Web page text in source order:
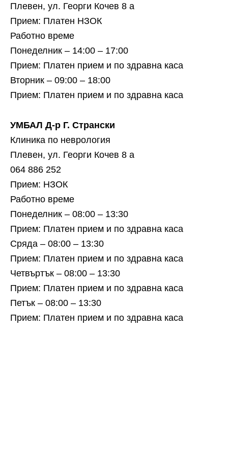
Плевен, ул. Георги Кочев 8 а
Прием: Платен НЗОК
Работно време
Понеделник – 14:00 – 17:00
Прием: Платен прием и по здравна каса
Вторник – 09:00 – 18:00
Прием: Платен прием и по здравна каса
УМБАЛ Д-р Г. Странски
Клиника по неврология
Плевен, ул. Георги Кочев 8 а
064 886 252
Прием: НЗОК
Работно време
Понеделник – 08:00 – 13:30
Прием: Платен прием и по здравна каса
Сряда – 08:00 – 13:30
Прием: Платен прием и по здравна каса
Четвъртък – 08:00 – 13:30
Прием: Платен прием и по здравна каса
Петък – 08:00 – 13:30
Прием: Платен прием и по здравна каса